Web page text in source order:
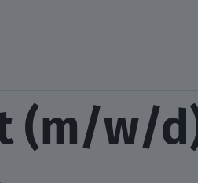
(m/w/